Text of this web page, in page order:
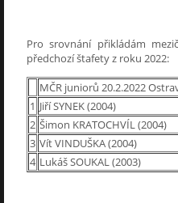
Pro srovnání přikládám
předchozí štafety z roku 2022:
MČR juniorů 20.2.2022
1 Jiří SYNEK (2004)
2 Šimon KRATOCHVÍL (2004)
3 Vít VINDUŠKA (2004)
4 Lukáš SOUKAL (2003)